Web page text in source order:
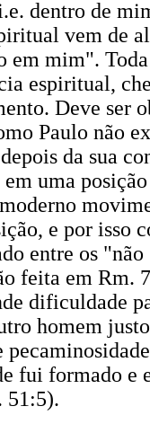
dentro de
vem de
em mim".
espiritual,
Deve ser
Paulo não
da sua
uma
e por isso
entre os "não
feita em Rm.
dificuldade
homem
fui formado e
51:5).